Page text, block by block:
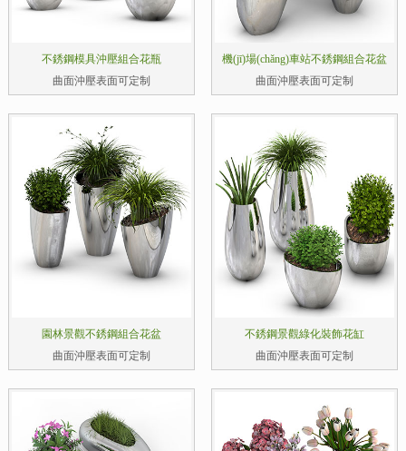
不銹鋼模具沖壓組合花瓶
曲面沖壓表面可定制
機(jī)場(chǎng)車站不銹鋼組合花盆
曲面沖壓表面可定制
園林景觀不銹鋼組合花盆
曲面沖壓表面可定制
不銹鋼景觀綠化裝飾花缸
曲面沖壓表面可定制